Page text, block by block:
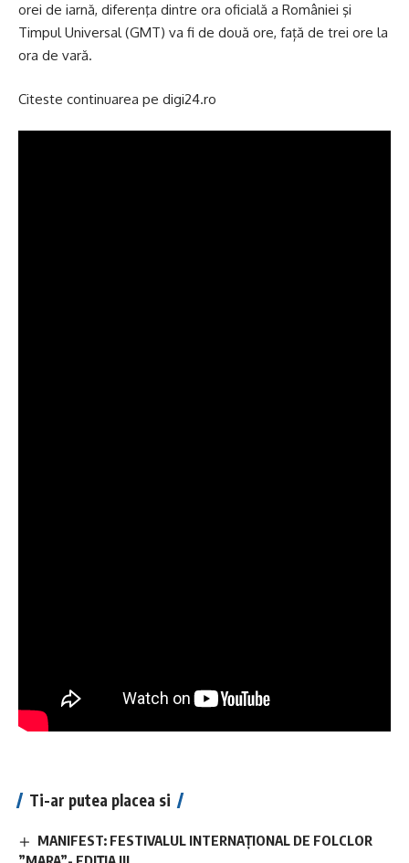
orei de iarnă, diferenţa dintre ora oficială a României şi
Timpul Universal (GMT) va fi de două ore, față de trei ore la
ora de vară.
Citeste continuarea pe digi24.ro
Ti-ar putea placea si
MANIFEST: FESTIVALUL INTERNAȚIONAL DE FOLCLOR